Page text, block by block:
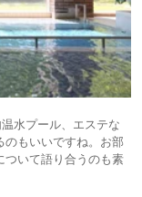
水プール、エステな
のもいいですね。お部
ついて語り合うのも素